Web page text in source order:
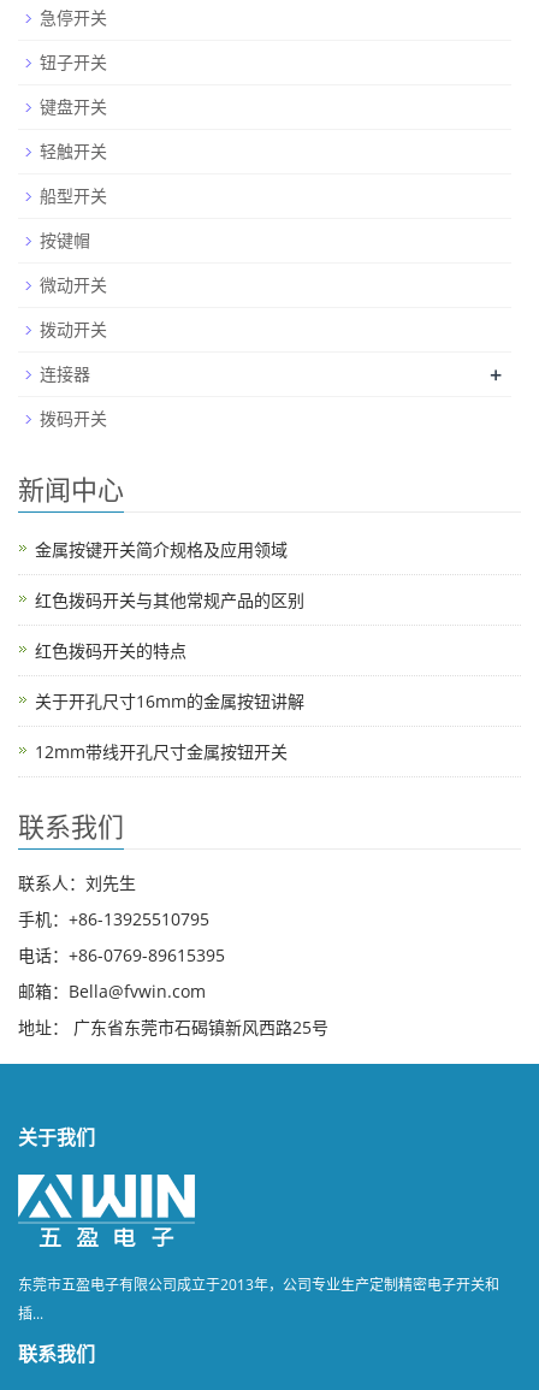
急停开关
钮子开关
键盘开关
轻触开关
船型开关
按键帽
微动开关
拨动开关
连接器
+
拨码开关
新闻中心
金属按键开关简介规格及应用领域
红色拨码开关与其他常规产品的区别
红色拨码开关的特点
关于开孔尺寸16mm的金属按钮讲解
12mm带线开孔尺寸金属按钮开关
联系我们
联系人：刘先生
手机：+86-13925510795
电话：+86-0769-89615395
邮箱：Bella@fvwin.com
地址： 广东省东莞市石碣镇新风西路25号
关于我们
东莞市五盈电子有限公司成立于2013年，公司专业生产定制精密电子开关和
插...
联系我们